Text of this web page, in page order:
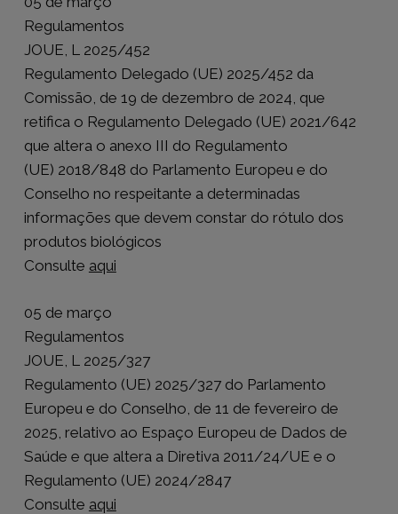
Regulamentos
JOUE, L 2025/452
Regulamento Delegado (UE) 2025/452 da
Comissão, de 19 de dezembro de 2024, que
retifica o Regulamento Delegado (UE) 2021/642
que altera o anexo III do Regulamento
(UE) 2018/848 do Parlamento Europeu e do
Conselho no respeitante a determinadas
informações que devem constar do rótulo dos
produtos biológicos
Consulte aqui
05 de março
Regulamentos
JOUE, L 2025/327
Regulamento (UE) 2025/327 do Parlamento
Europeu e do Conselho, de 11 de fevereiro de
2025, relativo ao Espaço Europeu de Dados de
Saúde e que altera a Diretiva 2011/24/UE e o
Regulamento (UE) 2024/2847
Consulte aqui